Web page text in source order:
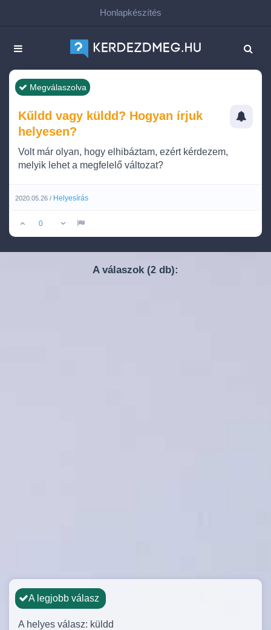
Honlapkészítés
Megválaszolva
Kűldd vagy küldd? Hogyan írjuk
helyesen?
Volt már olyan, hogy elhibáztam, ezért kérdezem,
melyik lehet a megfelelő változat?
2020.05.26 / Helyesírás
0
A válaszok (2 db):
A legjobb válasz
A helyes válasz: küldd